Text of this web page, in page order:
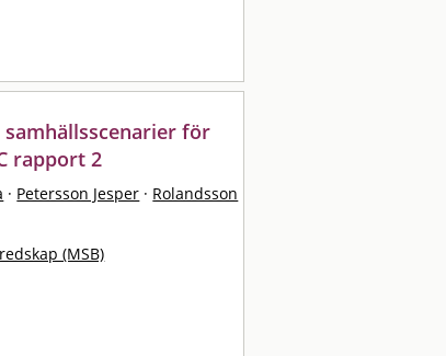
för
rapport 2
· Petersson Jesper · Rolandsson
(MSB)